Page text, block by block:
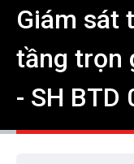
Giám sát
tầng trọn
- SH BTD